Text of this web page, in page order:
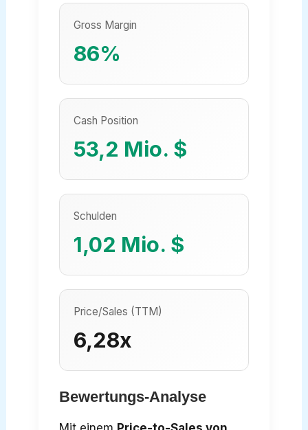
Gross Margin
86%
Cash Position
53,2 Mio. $
Schulden
1,02 Mio. $
Price/Sales (TTM)
6,28x
Bewertungs-Analyse